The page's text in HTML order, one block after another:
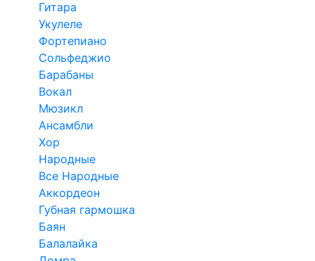
Гитара
Укулеле
Фортепиано
Сольфеджио
Барабаны
Вокал
Мюзикл
Ансамбли
Хор
Народные
Все Народные
Аккордеон
Губная гармошка
Баян
Балалайка